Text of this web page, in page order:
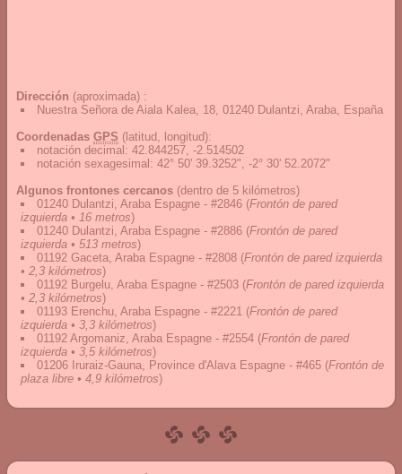
Dirección (aproximada) :
Nuestra Señora de Aiala Kalea, 18, 01240 Dulantzi, Araba, España
Coordenadas GPS (latitud, longitud):
notación decimal : 42.844257, -2.514502
notación sexagesimal : 42° 50' 39.3252", -2° 30' 52.2072"
Algunos frontones cercanos (dentro de 5 kilómetros)
01240 Dulantzi, Araba Espagne - #2846 (Frontón de pared
izquierda • 16 metros)
01240 Dulantzi, Araba Espagne - #2886 (Frontón de pared
izquierda • 513 metros)
01192 Gaceta, Araba Espagne - #2808 (Frontón de pared izquierda
• 2,3 kilómetros)
01192 Burgelu, Araba Espagne - #2503 (Frontón de pared izquierda
• 2,3 kilómetros)
01193 Erenchu, Araba Espagne - #2221 (Frontón de pared
izquierda • 3,3 kilómetros)
01192 Argomaniz, Araba Espagne - #2554 (Frontón de pared
izquierda • 3,5 kilómetros)
01206 Iruraiz-Gauna, Province d'Alava Espagne - #465 (Frontón de
plaza libre • 4,9 kilómetros)